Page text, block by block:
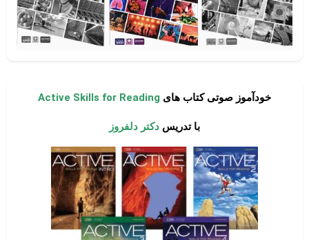
خودآموز صوتی کتاب های Active Skills for Reading
با تدریس دکتر دلفروز